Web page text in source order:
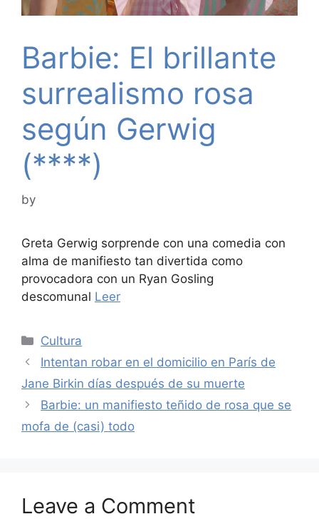
Barbie: El brillante
surrealismo rosa
según Gerwig
(****)
by
Greta Gerwig sorprende con una comedia con
alma de manifiesto tan divertida como
provocadora con un Ryan Gosling
descomunal Leer
Categories
Cultura
Intentan robar en el domicilio en París de
Jane Birkin días después de su muerte
Barbie: un manifiesto teñido de rosa que se
mofa de (casi) todo
Leave a Comment